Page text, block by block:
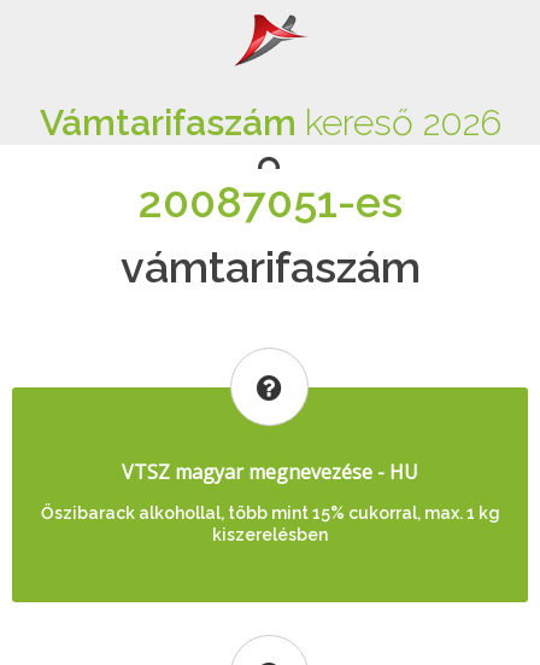
Vámtarifaszám kereső 2026
20087051-es
vámtarifaszám
VTSZ magyar megnevezése - HU
Őszibarack alkohollal, több mint 15% cukorral, max. 1 kg
kiszerelésben